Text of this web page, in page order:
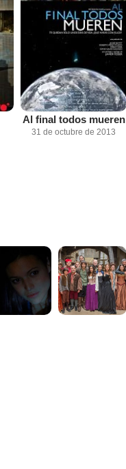
Al final todos mueren
31 de octubre de 2013